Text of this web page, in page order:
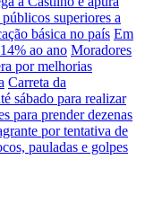
superiores a
básica no país Em
ao ano Moradores
por melhorias
Carreta da
sábado para realizar
para prender dezenas
por tentativa de
pauladas e golpes